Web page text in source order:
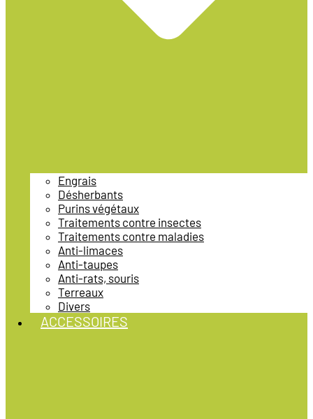
Engrais
Désherbants
Purins végétaux
Traitements contre insectes
Traitements contre maladies
Anti-limaces
Anti-taupes
Anti-rats, souris
Terreaux
Divers
ACCESSOIRES